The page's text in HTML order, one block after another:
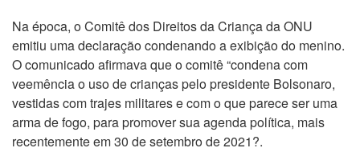
Na época, o Comitê dos Direitos da Criança da ONU
emitiu uma declaração condenando a exibição do menino.
O comunicado afirmava que o comitê “condena com
veemência o uso de crianças pelo presidente Bolsonaro,
vestidas com trajes militares e com o que parece ser uma
arma de fogo, para promover sua agenda política, mais
recentemente em 30 de setembro de 2021?.